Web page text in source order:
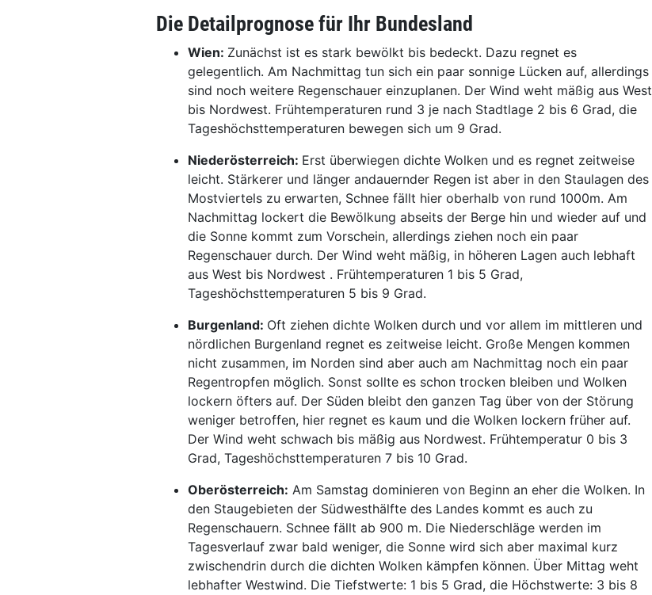
Die Detailprognose für Ihr Bundesland
Wien: Zunächst ist es stark bewölkt bis bedeckt. Dazu regnet es
gelegentlich. Am Nachmittag tun sich ein paar sonnige Lücken auf, allerdings
sind noch weitere Regenschauer einzuplanen. Der Wind weht mäßig aus West
bis Nordwest. Frühtemperaturen rund 3 je nach Stadtlage 2 bis 6 Grad, die
Tageshöchsttemperaturen bewegen sich um 9 Grad.
Niederösterreich: Erst überwiegen dichte Wolken und es regnet zeitweise
leicht. Stärkerer und länger andauernder Regen ist aber in den Staulagen des
Mostviertels zu erwarten, Schnee fällt hier oberhalb von rund 1000m. Am
Nachmittag lockert die Bewölkung abseits der Berge hin und wieder auf und
die Sonne kommt zum Vorschein, allerdings ziehen noch ein paar
Regenschauer durch. Der Wind weht mäßig, in höheren Lagen auch lebhaft
aus West bis Nordwest . Frühtemperaturen 1 bis 5 Grad,
Tageshöchsttemperaturen 5 bis 9 Grad.
Burgenland: Oft ziehen dichte Wolken durch und vor allem im mittleren und
nördlichen Burgenland regnet es zeitweise leicht. Große Mengen kommen
nicht zusammen, im Norden sind aber auch am Nachmittag noch ein paar
Regentropfen möglich. Sonst sollte es schon trocken bleiben und Wolken
lockern öfters auf. Der Süden bleibt den ganzen Tag über von der Störung
weniger betroffen, hier regnet es kaum und die Wolken lockern früher auf.
Der Wind weht schwach bis mäßig aus Nordwest. Frühtemperatur 0 bis 3
Grad, Tageshöchsttemperaturen 7 bis 10 Grad.
Oberösterreich: Am Samstag dominieren von Beginn an eher die Wolken. In
den Staugebieten der Südwesthälfte des Landes kommt es auch zu
Regenschauern. Schnee fällt ab 900 m. Die Niederschläge werden im
Tagesverlauf zwar bald weniger, die Sonne wird sich aber maximal kurz
zwischendrin durch die dichten Wolken kämpfen können. Über Mittag weht
lebhafter Westwind. Die Tiefstwerte: 1 bis 5 Grad, die Höchstwerte: 3 bis 8